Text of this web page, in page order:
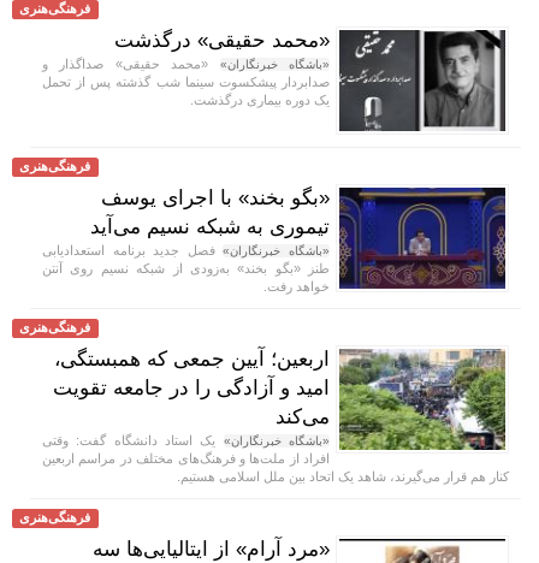
فرهنگی‌هنری
«محمد حقیقی» درگذشت
«باشگاه خبرنگاران» «محمد حقیقی» صداگذار و
صدابردار پیشکسوت سینما شب گذشته پس از تحمل
یک دوره بیماری درگذشت.
فرهنگی‌هنری
«بگو بخند» با اجرای یوسف
تیموری به شبکه نسیم می‌آید
«باشگاه خبرنگاران»فصل جدید برنامه استعدادیابی
طنز «بگو بخند» به‌زودی از شبکه نسیم روی آنتن
خواهد رفت.
فرهنگی‌هنری
اربعین؛ آیین جمعی که همبستگی،
امید و آزادگی را در جامعه تقویت
می‌کند
«باشگاه خبرنگاران» یک استاد دانشگاه گفت: وقتی
افراد از ملت‌ها و فرهنگ‌های مختلف در مراسم اربعین
کنار هم قرار می‌گیرند، شاهد یک اتحاد بین ملل اسلامی هستیم.
فرهنگی‌هنری
«مرد آرام» از ایتالیایی‌ها سه